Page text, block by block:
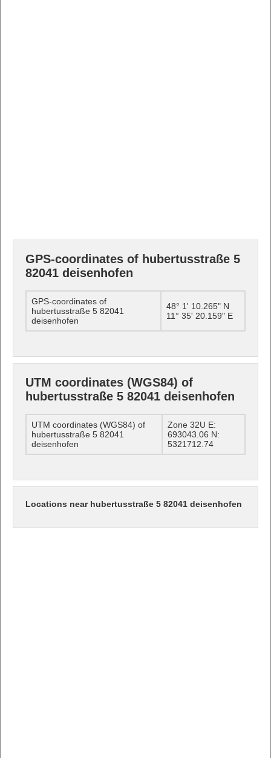
GPS-coordinates of hubertusstraße 5
82041 deisenhofen
GPS-coordinates of
hubertusstraße 5 82041
deisenhofen
48° 1' 10.265" N
11° 35' 20.159" E
UTM coordinates (WGS84) of
hubertusstraße 5 82041 deisenhofen
UTM coordinates (WGS84) of
hubertusstraße 5 82041
deisenhofen
Zone 32U E:
693043.06 N:
5321712.74
Locations near hubertusstraße 5 82041 deisenhofen